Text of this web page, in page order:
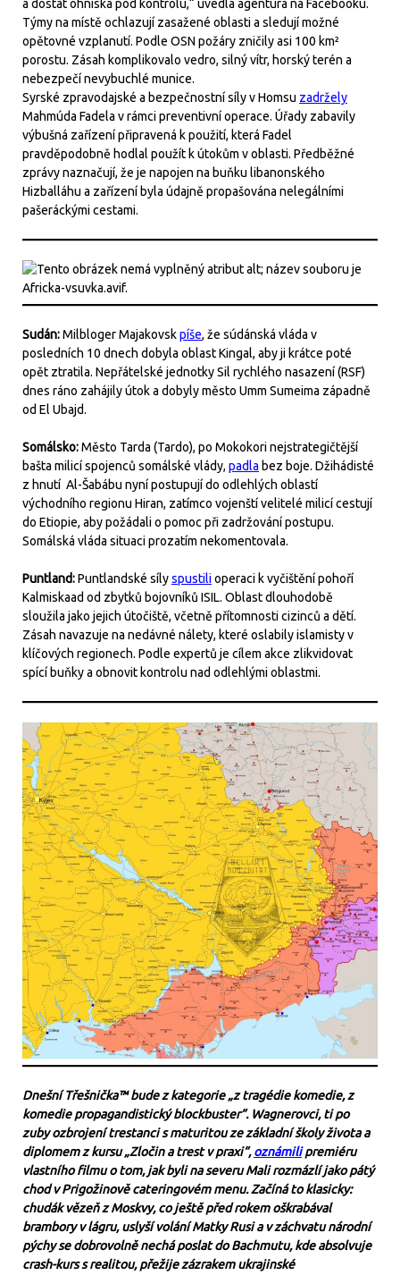
a dostat ohniska pod kontrolu,“ uvedla agentura na Facebooku.
Týmy na místě ochlazují zasažené oblasti a sledují možné
opětovné vzplanutí. Podle OSN požáry zničily asi 100 km²
porostu. Zásah komplikovalo vedro, silný vítr, horský terén a
nebezpečí nevybuchlé munice.
Syrské zpravodajské a bezpečnostní síly v Homsu zadržely
Mahmúda Fadela v rámci preventivní operace. Úřady zabavily
výbušná zařízení připravená k použití, která Fadel
pravděpodobně hodlal použít k útokům v oblasti. Předběžné
zprávy naznačují, že je napojen na buňku libanonského
Hizballáhu a zařízení byla údajně propašována nelegálními
pašeráckými cestami.
Sudán:Milbloger Majakovskpíše, že súdánská vláda v
posledních 10 dnech dobyla oblast Kingal, aby ji krátce poté
opět ztratila. Nepřátelské jednotky Sil rychlého nasazení (RSF)
dnes ráno zahájily útok a dobyly město Umm Sumeima západně
od El Ubajd.
Somálsko:Město Tarda (Tardo), po Mokokori nejstrategičtější
bašta milicí spojenců somálské vlády, padla bez boje. Džihádisté
z hnutí Al-Šabábu nyní postupují do odlehlých oblastí
východního regionu Hiran, zatímco vojenští velitelé milicí cestují
do Etiopie, aby požádali o pomoc při zadržování postupu.
Somálská vláda situaci prozatím nekomentovala.
Puntland:Puntlandské sílyspustilioperaci k vyčištění pohoří
Kalmiskaad od zbytků bojovníků ISIL. Oblast dlouhodobě
sloužila jako jejich útočiště, včetně přítomnosti cizinců a dětí.
Zásah navazuje na nedávné nálety, které oslabily islamisty v
klíčových regionech. Podle expertů je cílem akce zlikvidovat
spící buňky a obnovit kontrolu nad odlehlými oblastmi.
Dnešní Třešnička™ bude z kategorie „z tragédie komedie, z
komedie propagandistický blockbuster“. Wagnerovci, ti po
zuby ozbrojení trestanci s maturitou ze základní školy života a
diplomem z kursu „Zločin a trest v praxi“,oznámilipremiéru
vlastního filmu o tom, jak byli na severu Mali rozmázlí jako pátý
chod v Prigožinově cateringovém menu. Začíná to klasicky:
chudák vězeň z Moskvy, co ještě před rokem oškrabával
brambory v lágru, uslyší volání Matky Rusi a v záchvatu národní
pýchy se dobrovolně nechá poslat do Bachmutu, kde absolvuje
crash-kurs s realitou, přežije zázrakem ukrajinské